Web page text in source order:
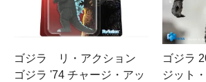
ゴジラ リ・アクション
ゴジラ '74 チャージ・アッ
ゴジラ
ジット